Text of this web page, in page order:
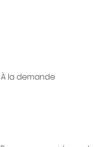
À la demande